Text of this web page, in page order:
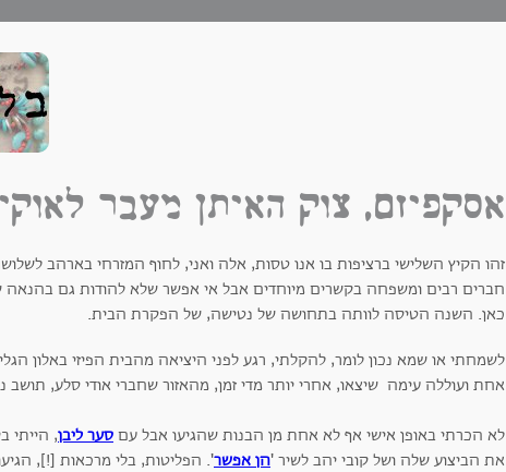
אסקפיזם, צוק האיתן מעבר
זהו הקיץ השלישי ברציפות בו אנו טסות, אלה ואני, לחוף המזרחי בארהב
חברים רבים ומשפחה בקשרים מיוחדים אבל אי אפשר שלא להודות גם
כאן. השנה הטיסה לוותה בתחושה של נטישה, של הפקרת הבית.
לשמחתי או שמא נכון לומר, להקלתי, רגע לפני היציאה מהבית הפיזי באלון
אחת ועוללה עימה שיצאו, אחרי יותר מדי זמן, מהאזור שחברי אודי סלע, תושב
לא הכרתי באופן אישי אף לא אחת מן הבנות שהגיעו אבל עם סער ליבן
את הביצוע שלה ושל קובי יהב לשיר 'הן אפשר'. הפליטות, בלי מרכאות [!],